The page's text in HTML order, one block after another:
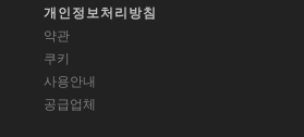
개인정보처리방침
약관
쿠키
사용안내
공급업체